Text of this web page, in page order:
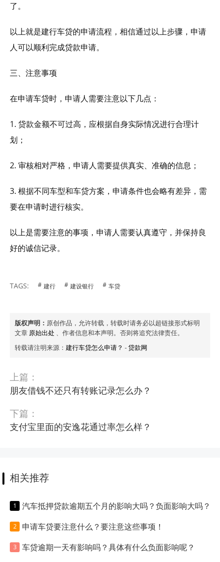
了。
以上就是建行车贷的申请流程，相信通过以上步骤，申请
人可以顺利完成贷款申请。
三、注意事项
在申请车贷时，申请人需要注意以下几点：
1. 贷款金额不可过高，应根据自身实际情况进行合理计
划；
2. 审核相对严格，申请人需要提供真实、准确的信息；
3. 根据不同车型和车贷方案，申请条件也会略有差异，需
要在申请时进行核实。
以上是需要注意的事项，申请人需要认真遵守，并保持良
好的诚信记录。
TAGS: 建行 建设银行 车贷
版权声明： 原创作品，允许转载，转载时请务必以超链接形式标明
文章 原始出处 、作者信息和本声明。否则将追究法律责任。
转载请注明来源： 建行车贷怎么申请？ -贷款网
上篇：
朋友借钱不还只有转账记录怎么办？
下篇：
支付宝里面的安逸花通过率怎么样？
相关推荐
汽车抵押贷款逾期五个月的影响大吗？负面影响大吗？
申请车贷要注意什么？要注意这些事项！
车贷逾期一天有影响吗？具体有什么负面影响呢？